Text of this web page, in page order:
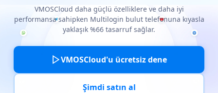
VMOSCloud daha güçlü özelliklere ve daha iyi
performansa sahipken Multilogin bulut telefonuna kıyasla
yaklaşık %66 tasarruf sağlar.
VMOSCloud'u ücretsiz dene
Şimdi satın al